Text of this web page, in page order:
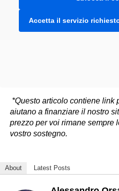
Accetta il servizio
*Questo articolo contiene link
aiutano a finanziare il nostro
prezzo per voi rimane sempre
vostro sostegno.
About Latest Posts